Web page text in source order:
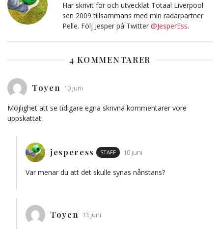
Har skrivit för och utvecklat Totaal Liverpool
sen 2009 tillsammans med min radarpartner
Pelle. Följ Jesper på Twitter @JesperEss.
4 KOMMENTARER
Toyen 10 juni
Möjlighet att se tidigare egna skrivna kommentarer vore
uppskattat.
jesperess STAFF 10 juni
Var menar du att det skulle synas nånstans?
Toyen 13 juni